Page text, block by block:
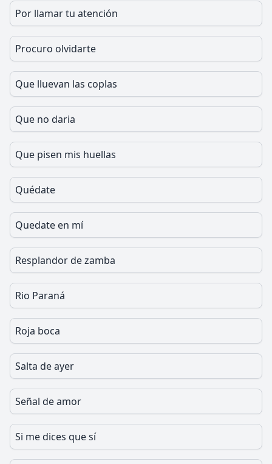
Por llamar tu atención
Procuro olvidarte
Que lluevan las coplas
Que no daria
Que pisen mis huellas
Quédate
Quedate en mí
Resplandor de zamba
Rio Paraná
Roja boca
Salta de ayer
Señal de amor
Si me dices que sí